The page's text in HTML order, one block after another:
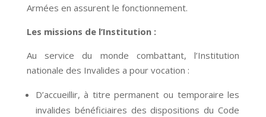
Armées en assurent le fonctionnement.
Les missions de l’Institution :
Au service du monde combattant, l’Institution
nationale des Invalides a pour vocation :
D’accueillir, à titre permanent ou temporaire les
invalides bénéficiaires des dispositions du Code